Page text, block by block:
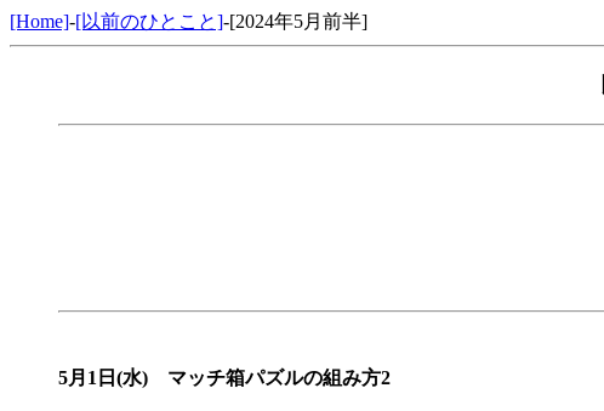
[Home]-[以前のひとこと]-[2024年5月前半]
5月1日(水) マッチ箱パズルの組み方2